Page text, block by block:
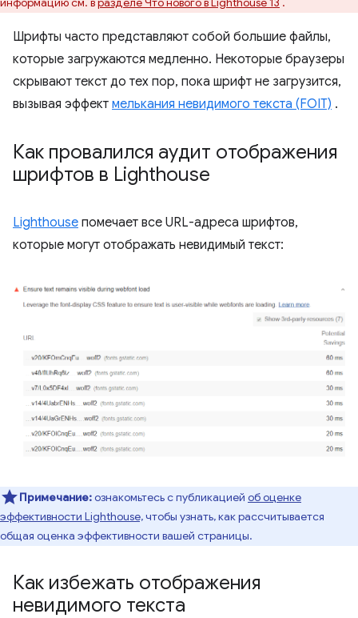
Шрифты часто представляют собой большие файлы,
которые загружаются медленно. Некоторые браузеры
скрывают текст до тех пор, пока шрифт не загрузится,
вызывая эффект мелькания невидимого текста (FOIT) .
Как провалился аудит отображения
шрифтов в Lighthouse
Lighthouse помечает все URL-адреса шрифтов,
которые могут отображать невидимый текст:
Примечание:ознакомьтесь с публикацией об оценке
эффективности Lighthouse,чтобы узнать, как рассчитывается
общая оценка эффективности вашей страницы.
Как избежать отображения
невидимого текста